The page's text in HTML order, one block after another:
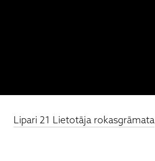
Lipari 21 Lietotāja rokasgrāmata